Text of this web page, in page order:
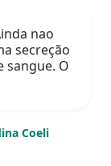
nao
secreção
sangue. O
Coeli